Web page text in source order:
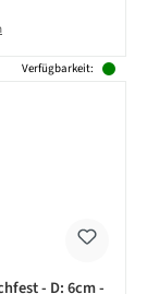
Verfügbarkeit:
- D: 6cm -